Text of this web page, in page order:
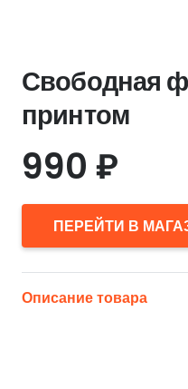
Свободная
принтом
990 ₽
ПЕРЕЙТИ В
Описание товара